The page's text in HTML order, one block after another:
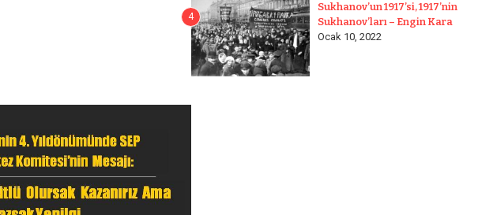
4
Sukhanov’un 1917’si, 1917’nin
Sukhanov’ları – Engin Kara
Ocak 10, 2022